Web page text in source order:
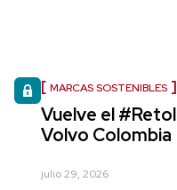
MARCAS SOSTENIBLES
Vuelve el
Volvo Colombia
julio 29, 2026